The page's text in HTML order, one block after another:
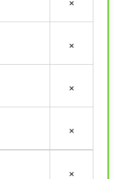
×
×
×
×
×